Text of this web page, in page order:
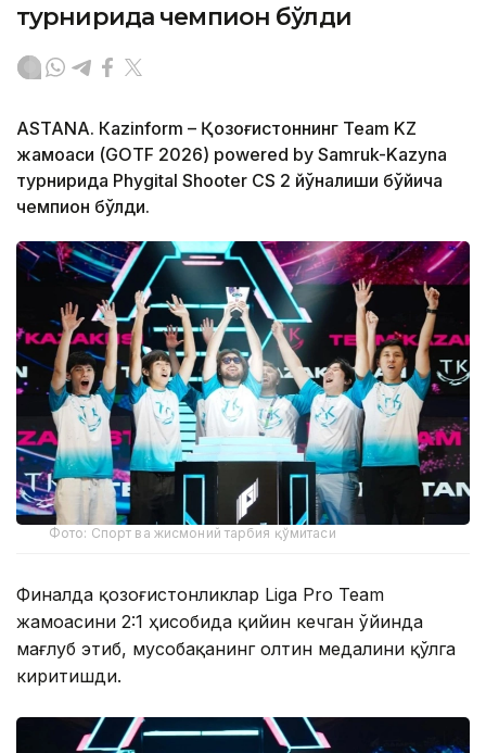
турнирида чемпион бўлди
ASTANА. Кazinform – Қозоғистоннинг Team KZ
жамоаси (GOTF 2026) powered by Samruk-Kazyna
турнирида Phygital Shooter CS 2 йўналиши бўйича
чемпион бўлди.
Фото: Спорт ва жисмоний тарбия қўмитаси
Финалда қозоғистонликлар Liga Pro Team
жамоасини 2:1 ҳисобида қийин кечган ўйинда
мағлуб этиб, мусобақанинг олтин медалини қўлга
киритишди.